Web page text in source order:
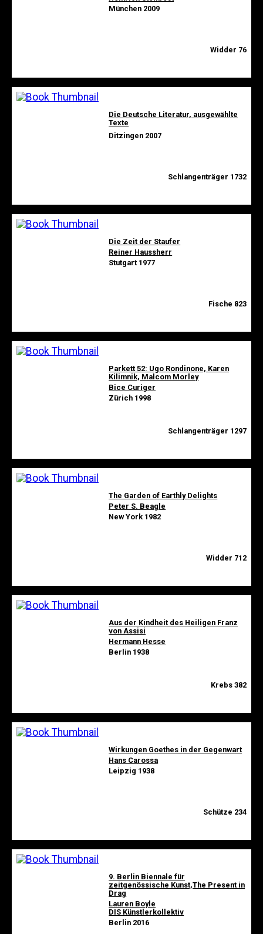
München 2009
Widder 76
Die Deutsche Literatur, ausgewählte
Texte
Ditzingen 2007
Schlangenträger 1732
Die Zeit der Staufer
Reiner Haussherr
Stutgart 1977
Fische 823
Parkett 52: Ugo Rondinone, Karen
Kilimnik, Malcom Morley
Bice Curiger
Zürich 1998
Schlangenträger 1297
The Garden of Earthly Delights
Peter S. Beagle
New York 1982
Widder 712
Aus der Kindheit des Heiligen Franz
von Assisi
Hermann Hesse
Berlin 1938
Krebs 382
Wirkungen Goethes in der Gegenwart
Hans Carossa
Leipzig 1938
Schütze 234
9. Berlin Biennale für
zeitgenössische Kunst,The Present in
Drag
Lauren Boyle
DIS Künstlerkollektiv
Berlin 2016